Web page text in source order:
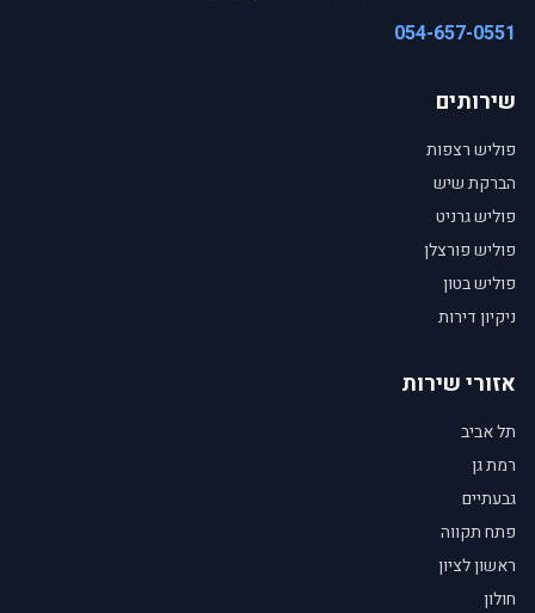
054-657-0551
שירותים
פוליש רצפות
הברקת שיש
פוליש גרניט
פוליש פורצלן
פוליש בטון
ניקיון דירות
אזורי שירות
תל אביב
רמת גן
גבעתיים
פתח תקווה
ראשון לציון
חולון